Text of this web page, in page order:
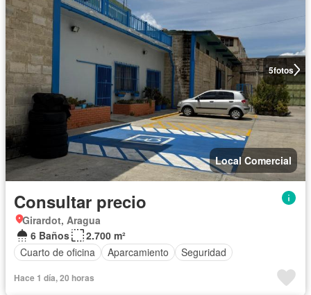
5fotos
Local Comercial
Consultar precio
Girardot, Aragua
6 Baños
2.700 m²
Cuarto de oficina
Aparcamiento Seguridad
Hace 1 día, 20 horas